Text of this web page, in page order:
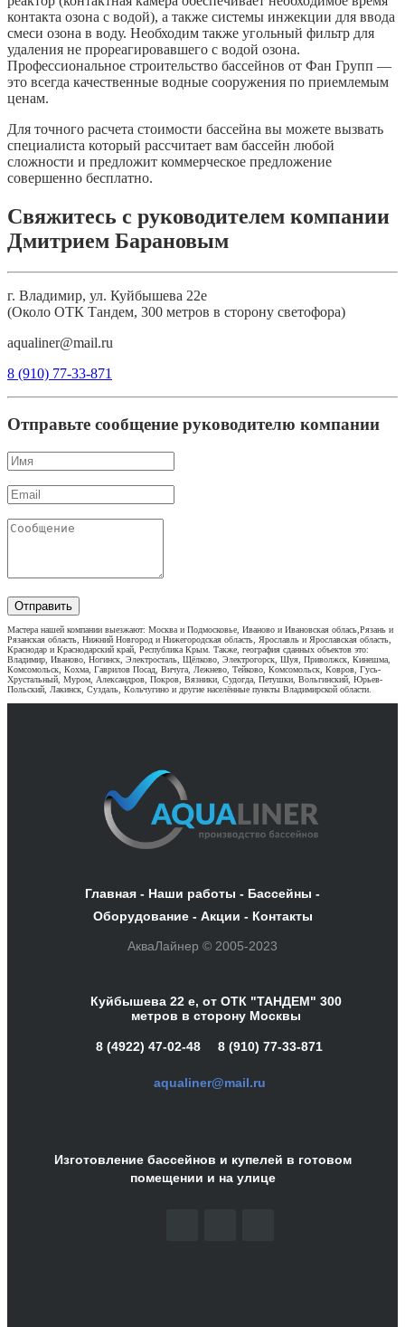
контакта озона с водой), а также системы инжекции для ввода
смеси озона в воду. Необходим также угольный фильтр для
удаления не прореагировавшего с водой озона.
Профессиональное строительство бассейнов от Фан Групп —
это всегда качественные водные сооружения по приемлемым
ценам.
Для точного расчета стоимости бассейна вы можете вызвать
специалиста который рассчитает вам бассейн любой
сложности и предложит коммерческое предложение
совершенно бесплатно.
Свяжитесь с руководителем компании
Дмитрием Барановым
г. Владимир, ул. Куйбышева 22е
(Около ОТК Тандем, 300 метров в сторону светофора)
aqualiner@mail.ru
8 (910) 77-33-871
Отправьте сообщение руководителю компании
Отправить
Мастера нашей компании выезжают: Москва и Подмосковье, Иваново и Ивановская облась,Рязань и
Рязанская область, Нижний Новгород и Нижегородская область, Ярославль и Ярославская область,
Краснодар и Краснодарский край, Республика Крым. Также, география сданных объектов это:
Владимир, Иваново, Ногинск, Электросталь, Щёлково, Электрогорск, Шуя, Приволжск, Кинешма,
Комсомольск, Кохма, Гаврилов Посад, Вичуга, Лежнево, Тейково, Комсомольск, Ковров, Гусь-
Хрустальный, Муром, Александров, Покров, Вязники, Судогда, Петушки, Вольгинский, Юрьев-
Польский, Лакинск, Суздаль, Кольчугино и другие населённые пункты Владимирской области.
Главная - Наши работы - Бассейны -
Оборудование- Акции - Контакты
АкваЛайнер © 2005-2023
Куйбышева 22 е, от ОТК "ТАНДЕМ" 300
метров в сторону Москвы
8 (4922) 47-02-48 8 (910) 77-33-871
aqualiner@mail.ru
Изготовление бассейнов и купелей в готовом
помещении и на улице